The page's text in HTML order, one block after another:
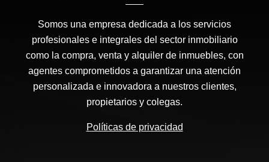
Somos una empresa dedicada a los servicios
profesionales e integrales del sector inmobiliario
como la compra, venta y alquiler de inmuebles, con
agentes comprometidos a garantizar una atención
personalizada e innovadora a nuestros clientes,
propietarios y colegas.
Políticas de privacidad